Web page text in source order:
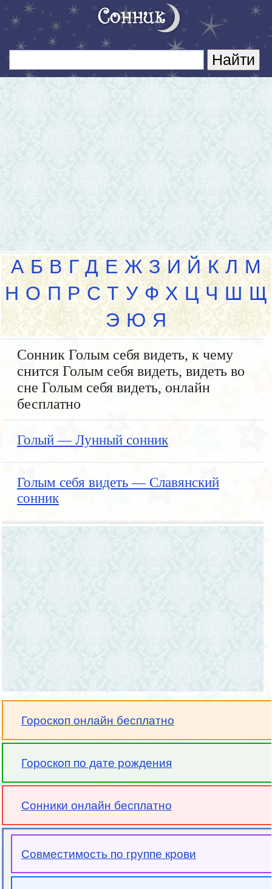
А Б В Г Д Е Ж З И Й К Л М
Н О П Р С Т У Ф Х Ц Ч Ш Щ
Э Ю Я
Сонник Голым себя видеть, к чему
снится Голым себя видеть, видеть во
сне Голым себя видеть, онлайн
бесплатно
Голый — Лунный сонник
Голым себя видеть — Славянский
сонник
Гороскоп онлайн бесплатно
Гороскоп по дате рождения
Сонники онлайн бесплатно
Совместимость по группе крови